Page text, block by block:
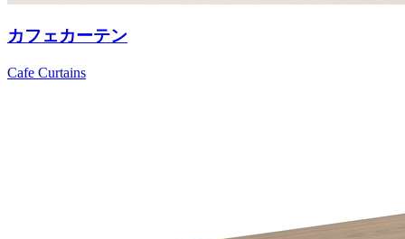
カフェカーテン
Cafe Curtains